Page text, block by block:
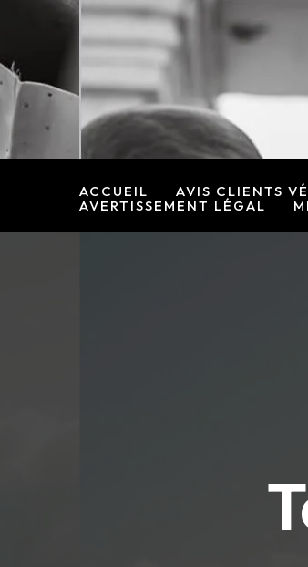
contenu
ACCUEIL AVIS CLIENTS
AVERTISSEMENT LÉGAL
Rechercher :